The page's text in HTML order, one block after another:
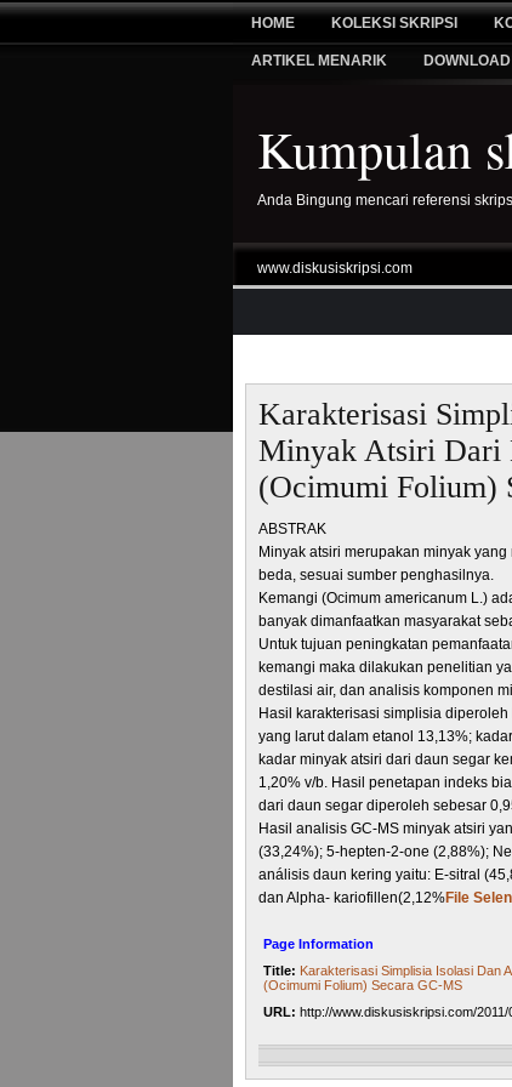
HOME KOLEKSI SKRIPSI
ARTIKEL MENARIK
Kumpulan
Anda Bingung mencari referensi
www.diskusiskripsi.com
Karakterisasi
Minyak Atsiri Dari
(Ocimumi Folium)
ABSTRAK
Minyak atsiri merupakan minyak
beda, sesuai sumber penghasilnya.
Kemangi (Ocimum americanum L.)
banyak dimanfaatkan masyarakat
Untuk tujuan peningkatan
kemangi maka dilakukan penelitian
destilasi air, dan analisis komponen
Hasil karakterisasi simplisia
yang larut dalam etanol 13,13%;
kadar minyak atsiri dari daun segar
1,20% v/b. Hasil penetapan indeks
dari daun segar diperoleh sebesar
Hasil analisis GC-MS minyak atsiri
(33,24%); 5-hepten-2-one (2,88%);
análisis daun kering yaitu: E-sitral
dan Alpha- kariofillen(2,12%File
Page Information
Title: Karakterisasi Simplisia Isolasi Dan
(Ocimumi Folium) Secara GC-MS
URL: http://www.diskusiskripsi.com/